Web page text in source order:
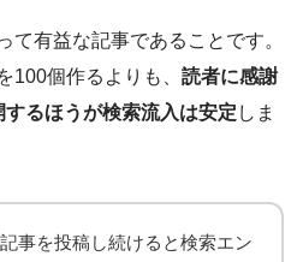
て有益な記事であることです。
100個作るよりも、 読者に感謝
るほうが検索流入は安定 しま
事を投稿し続けると検索エン